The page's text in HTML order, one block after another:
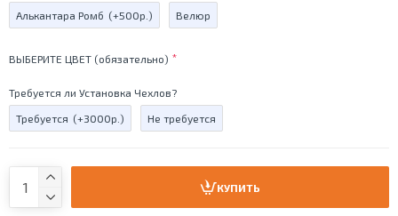
Алькантара Ромб (+500р.) Велюр
ВЫБЕРИТЕ ЦВЕТ (обязательно)
Требуется ли Установка Чехлов?
Требуется (+3000р.) Не требуется
КУПИТЬ